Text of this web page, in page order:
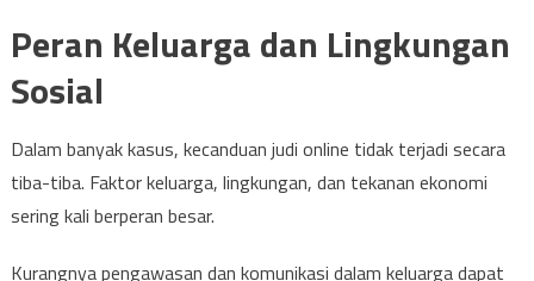
Peran Keluarga dan Lingkungan
Sosial
Dalam banyak kasus, kecanduan judi online tidak terjadi secara
tiba-tiba. Faktor keluarga, lingkungan, dan tekanan ekonomi
sering kali berperan besar.
Kurangnya pengawasan dan komunikasi dalam keluarga dapat